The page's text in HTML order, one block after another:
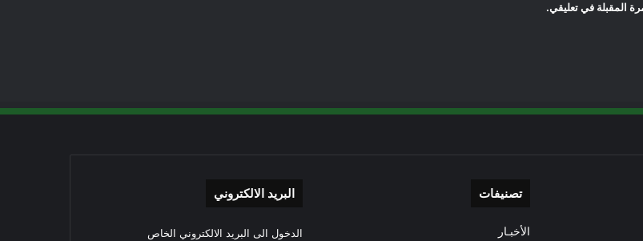
المقبلة في تعليقي.
تصنيفات
الأخبـار
البريد الالكتروني
الدخول الى البريد الالكتروني الخاص